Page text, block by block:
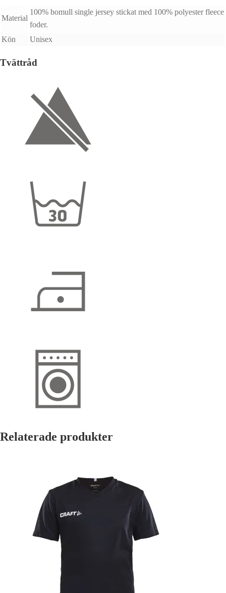
Material
100% bomull single jersey stickat med 100% polyester fleece
foder.
Kön
Unisex
Tvättråd
Relaterade produkter